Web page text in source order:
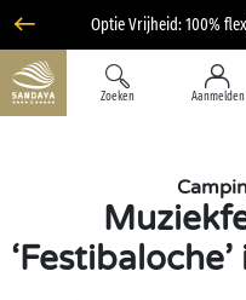
Optie Vrijheid: 100%
Zoeken Aanmelden